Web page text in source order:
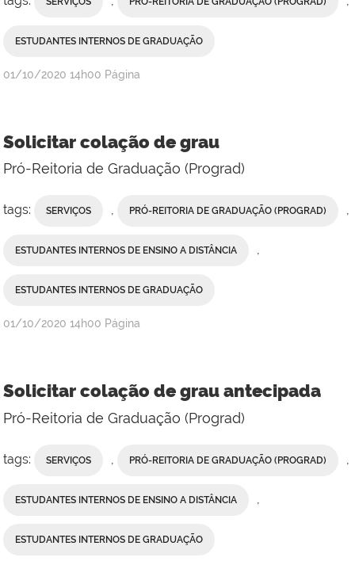
ESTUDANTES INTERNOS DE GRADUAÇÃO
publicado
01/10/2020 14h00 Página
Solicitar colação de grau
Pró-Reitoria de Graduação (Prograd)
tags: SERVIÇOS , PRÓ-REITORIA DE GRADUAÇÃO (PROGRAD) ,
ESTUDANTES INTERNOS DE ENSINO A DISTÂNCIA ,
ESTUDANTES INTERNOS DE GRADUAÇÃO
publicado
01/10/2020 14h00 Página
Solicitar colação de grau antecipada
Pró-Reitoria de Graduação (Prograd)
tags: SERVIÇOS , PRÓ-REITORIA DE GRADUAÇÃO (PROGRAD) ,
ESTUDANTES INTERNOS DE ENSINO A DISTÂNCIA ,
ESTUDANTES INTERNOS DE GRADUAÇÃO